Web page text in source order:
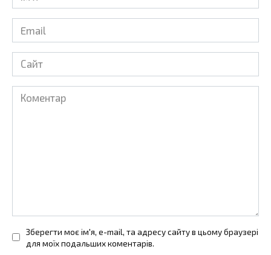
Email
Сайт
Коментар
Зберегти моє ім'я, e-mail, та адресу сайту в цьому браузері
для моїх подальших коментарів.